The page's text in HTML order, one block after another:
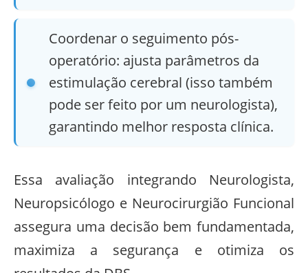
Coordenar o seguimento pós-
operatório: ajusta parâmetros da
estimulação cerebral (isso também
pode ser feito por um neurologista),
garantindo melhor resposta clínica.
Essa avaliação integrando Neurologista,
Neuropsicólogo e Neurocirurgião Funcional
assegura uma decisão bem fundamentada,
maximiza a segurança e otimiza os